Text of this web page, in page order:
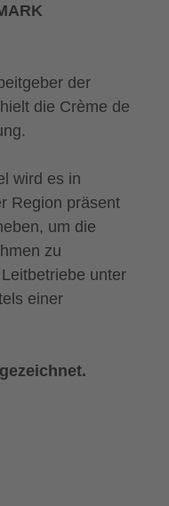
der
die Crème de
wird es in
Region präsent
um die
zu
unter
einer